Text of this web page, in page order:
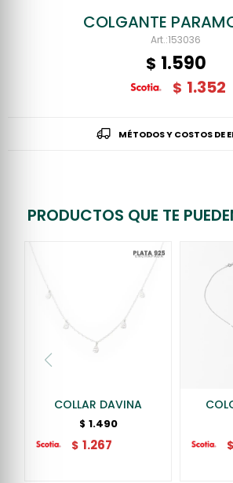
COLGANTE
153036
$ 1.590
$ 1.352
MÉTODOS Y COSTOS DE
PRODUCTOS QUE TE
COLLAR DAVINA
$ 1.490
$ 1.267
$